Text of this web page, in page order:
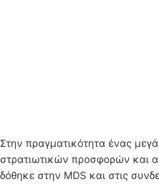
Στην πραγματικότητα ένας
στρατιωτικών προσφορών και
δόθηκε στην MDS και στις